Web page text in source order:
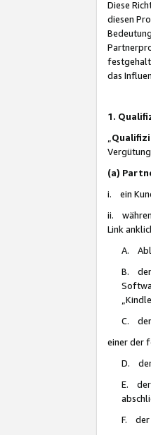
Diese
diesen
das
1.
(a)
i. ein
ii.
Link
A.
B. der
C. der
einer der
D. der
E. der
F. der